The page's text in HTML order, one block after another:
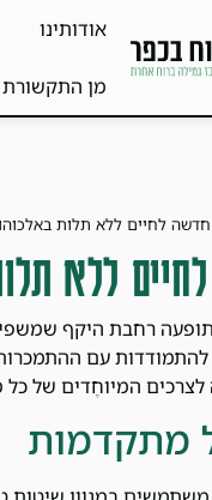
אודותינו
מן התקשורת
לחיים ללא תלות
ללא
רחבת היקף
עם ההתמכרות
לצרכים המיוחֶדים של כל
מתקדמות